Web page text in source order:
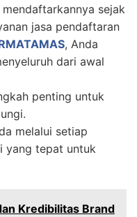
sejak
jasa pendaftaran
, Anda
dari awal
penting untuk
melalui setiap
yang tepat untuk
Kredibilitas Brand